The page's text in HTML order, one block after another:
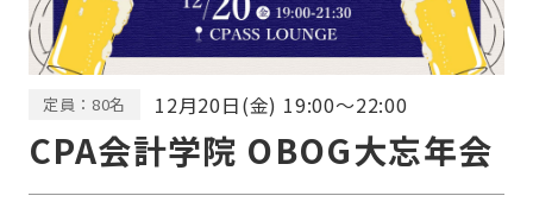
定員：80名 12月20日(金) 19:00～22:00
CPA会計学院 OBOG大忘年会